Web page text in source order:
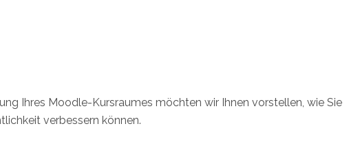
Ihres Moodle-Kursraumes möchten wir Ihnen vorstellen, wie Sie
verbessern können.